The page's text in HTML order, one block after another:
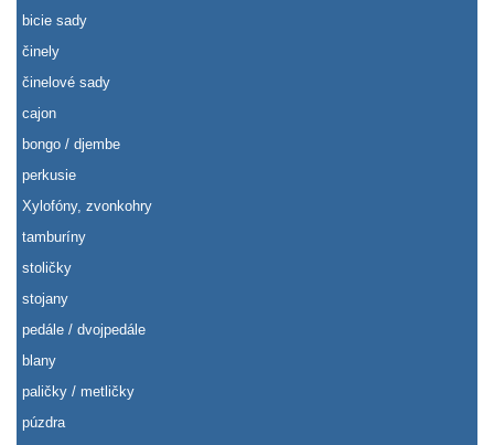
bicie sady
činely
činelové sady
cajon
bongo / djembe
perkusie
Xylofóny, zvonkohry
tamburíny
stoličky
stojany
pedále / dvojpedále
blany
paličky / metličky
púzdra